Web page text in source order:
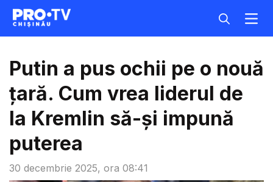
30 decembrie 2025, ora 08:41
Putin a pus ochii pe o nouă
țară. Cum vrea liderul de
la Kremlin să-și impună
puterea